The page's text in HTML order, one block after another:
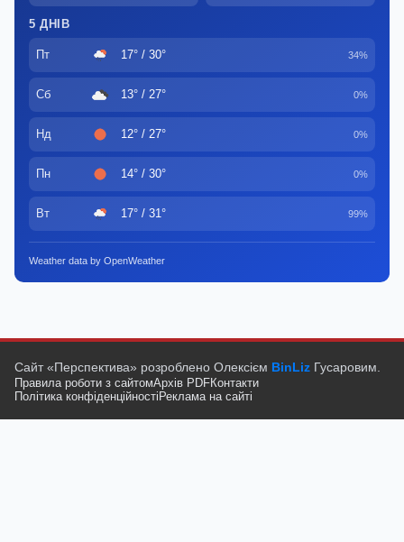
5 ДНІВ
Пт 17° / 30° 34%
Сб 13° / 27° 0%
Нд 12° / 27° 0%
Пн 14° / 30° 0%
Вт 17° / 31° 99%
Weather data by OpenWeather
Сайт «Перспектива» розроблено Олексієм BinLiz Гусаровим.
Правила роботи з сайтомАрхів PDFКонтакти
Політика конфіденційності Реклама на сайті